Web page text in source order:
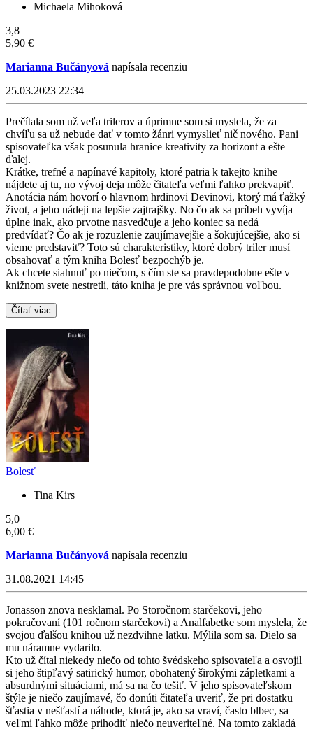
Michaela Mihoková
3,8
5,90 €
Marianna Bučányová napísala recenziu
25.03.2023 22:34
Prečítala som už veľa trilerov a úprimne som si myslela, že za
chvíľu sa už nebude dať v tomto žánri vymyslieť nič nového. Pani
spisovateľka však posunula hranice kreativity za horizont a ešte
ďalej.
Krátke, trefné a napínavé kapitoly, ktoré patria k takejto knihe
nájdete aj tu, no vývoj deja môže čitateľa veľmi ľahko prekvapiť.
Anotácia nám hovorí o hlavnom hrdinovi Devinovi, ktorý má ťažký
život, a jeho nádeji na lepšie zajtrajšky. No čo ak sa príbeh vyvíja
úplne inak, ako prvotne nasvedčuje a jeho koniec sa nedá
predvídať? Čo ak je rozuzlenie zaujímavejšie a šokujúcejšie, ako si
vieme predstaviť? Toto sú charakteristiky, ktoré dobrý triler musí
obsahovať a tým kniha Bolesť bezpochýb je.
Ak chcete siahnuť po niečom, s čím ste sa pravdepodobne ešte v
knižnom svete nestretli, táto kniha je pre vás správnou voľbou.
Čítať viac
Bolesť
Tina Kirs
5,0
6,00 €
Marianna Bučányová napísala recenziu
31.08.2021 14:45
Jonasson znova nesklamal. Po Storočnom starčekovi, jeho
pokračovaní (101 ročnom starčekovi) a Analfabetke som myslela, že
svojou ďalšou knihou už nezdvihne latku. Mýlila som sa. Dielo sa
mu náramne vydarilo.
Kto už čítal niekedy niečo od tohto švédskeho spisovateľa a osvojil
si jeho štipľavý satirický humor, obohatený širokými zápletkami a
absurdnými situáciami, má sa na čo tešiť. V jeho spisovateľskom
štýle je niečo zaujímavé, čo donúti čitateľa uveriť, že pri dostatku
šťastia v nešťastí a náhode, ktorá je, ako sa vraví, často blbec, sa
veľmi ľahko môže prihodiť niečo neuveriteľné. Na tomto zakladá